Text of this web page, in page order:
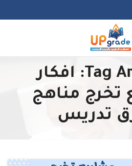
Tag Archives: افكار
تخرج مناهج
تدريس